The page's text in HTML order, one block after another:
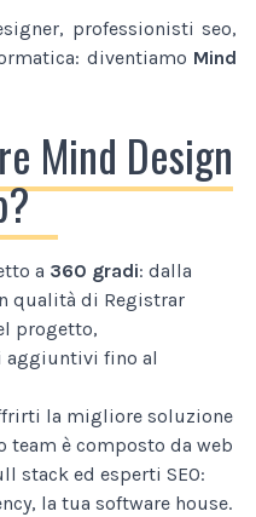
professionisti seo,
diventiamo Mind
Mind Design
a 360 gradi: dalla
qualità di Registrar
progetto,
aggiuntivi fino al
la migliore soluzione
è composto da web
stack ed esperti SEO:
la tua software house.